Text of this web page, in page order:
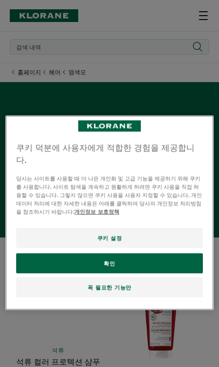
홈페이지 헤어 염색모
염색모
다양한 컬러를 연출한 염색모에는 염색모를 보호하고 강화
해 보세요. 강렬하고 화려한 모발과 개성을 살려 보세요!
2 결과 "염색모"
석
러
션
석류
석류 컬러 프로텍션 샴푸
석
러
프
로
텍
쿠키 덕분에 사용자에게 적합한 경험을 제공합니
다.
당사는 사이트를 사용할 때 더 나은 개인화 및 고급 기능을 제공하기 위해 쿠키
를 사용합니다. 사이트 탐색을 계속하고 원활하게 하려면 쿠키 사용을 직접 허
용할 수 있습니다. 그렇지 않으면 쿠키 사용을 사용자 지정할 수 있습니다. 개인
데이터 처리에 대한 자세한 내용은 아래를 클릭하여 당사의 개인정보 처리방침
을 참조하시기 바랍니다:개인정보 보호정책
쿠키 설정
꼭 필요한 기능만
확인